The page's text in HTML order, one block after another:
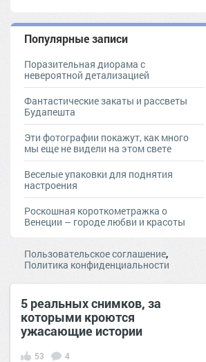
Популярные записи
Поразительная диорама с
невероятной детализацией
Фантастические закаты и рассветы
Будапешта
Эти фотографии покажут, как много
мы еще не видели на этом свете
Веселые упаковки для поднятия
настроения
Роскошная короткометражка о
Венеции – городе любви и красоты
Пользовательское соглашение,
Политика конфиденциальности
5 реальных cнимков, за
которыми кроются
ужасающие истории
53 4